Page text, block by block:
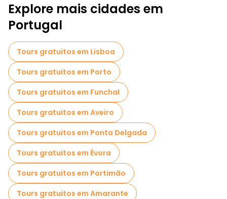
Explore mais cidades em
Portugal
Tours gratuitos em Lisboa
Tours gratuitos em Porto
Tours gratuitos em Funchal
Tours gratuitos em Aveiro
Tours gratuitos em Ponta Delgada
Tours gratuitos em Évora
Tours gratuitos em Portimão
Tours gratuitos em Amarante